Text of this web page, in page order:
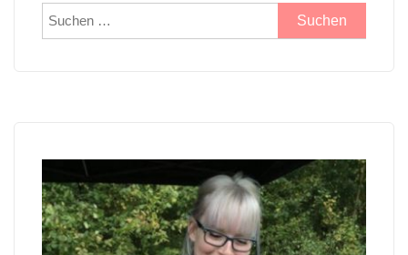
Suchen
nach: